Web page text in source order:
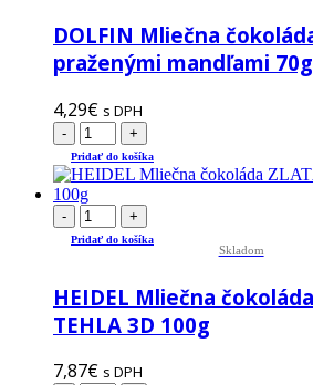
DOLFIN Mliečna
praženými mandľami 70g
4,29€ s DPH
- +
Pridať do košíka
- +
Pridať do košíka
Skladom
HEIDEL Mliečna
TEHLA 3D 100g
7,87€ s DPH